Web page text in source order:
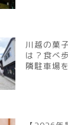
川越の菓
は？食べ
隣駐車場